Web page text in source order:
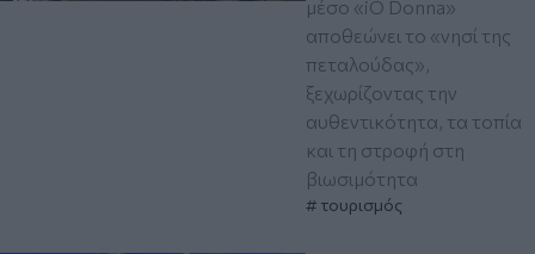
μέσο «iO Donna»
αποθεώνει το «νησί της
πεταλούδας»,
ξεχωρίζοντας την
αυθεντικότητα, τα τοπία
και τη στροφή στη
βιωσιμότητα
τουρισμός